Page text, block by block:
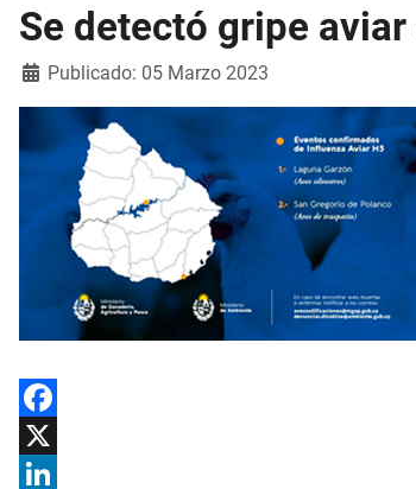
Se detectó gripe
Detalles
Publicado: 05 Marzo 2023
Facebook
X